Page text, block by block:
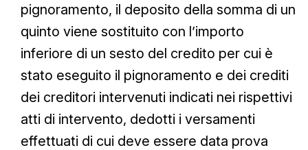
pignoramento, il deposito della somma di un
quinto viene sostituito con l’importo
inferiore di un sesto del credito per cui è
stato eseguito il pignoramento e dei crediti
dei creditori intervenuti indicati nei rispettivi
atti di intervento, dedotti i versamenti
effettuati di cui deve essere data prova